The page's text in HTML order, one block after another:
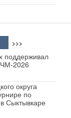
>>>
поддерживал
2026
округа
по
Сыктывкаре